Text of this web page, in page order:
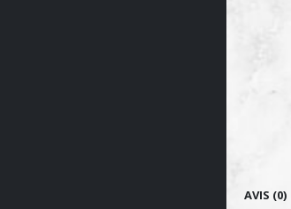
AVIS (0)